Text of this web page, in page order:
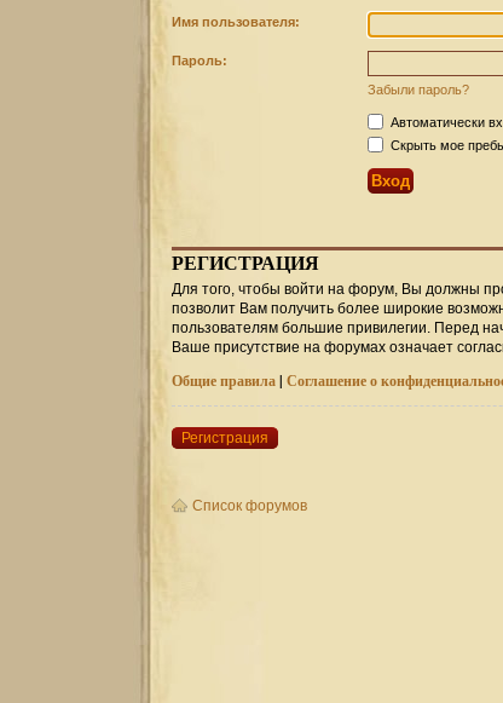
Имя пользователя:
Пароль:
Забыли пароль?
Автоматически
Скрыть мое
РЕГИСТРАЦИЯ
Для того, чтобы войти на форум, Вы должны
позволит Вам получить более широкие
пользователям большие привилегии. Перед
Ваше присутствие на форумах означает
Общие правила| Соглашение о
Регистрация
Список форумов